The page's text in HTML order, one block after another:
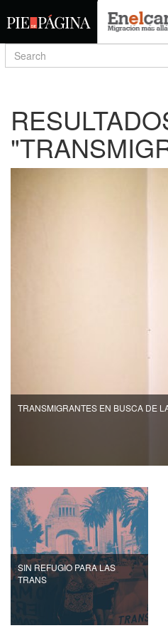
TRANSMIGRANTES EN BUSCA DE
SIN REFUGIO PARA LAS
TRANS